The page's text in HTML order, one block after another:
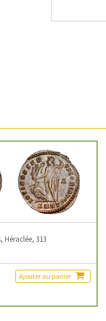
Héraclée, 313
Ajouter au panier